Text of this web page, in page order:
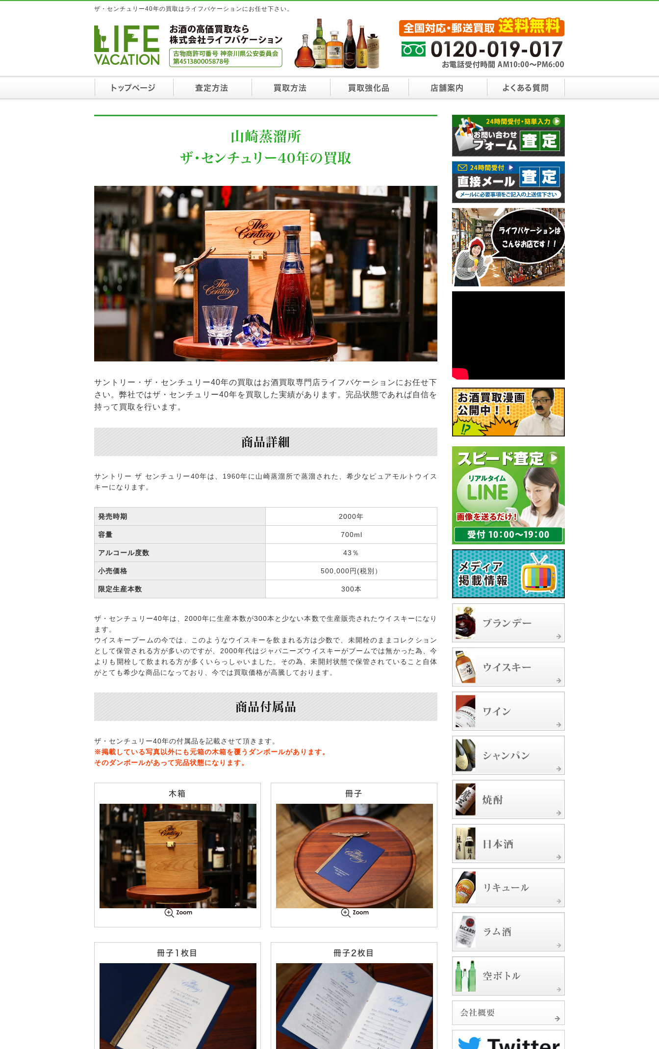
ザ・センチュリー40年の買取はライフバケーションにお任せ下さい。
トップページ 査定方法 買取方法 買取強化品 店舗案内 よくある質問
山崎蒸溜所
ザ・センチュリー40年の買取
サントリー・ザ・センチュリー40年の買取はお酒買取専門店ライフバケーションにお任せ下
さい。弊社ではザ・センチュリー40年を買取した実績があります。完品状態であれば自信を
持って買取を行います。
商品詳細
サントリー ザ センチュリー40年は、1960年に山崎蒸溜所で蒸溜された、希少なピュアモルトウイス
キーになります。
発売時期 2000年
容量 700ml
アルコール度数 43％
小売価格 500,000円(税別）
限定生産本数 300本
ザ・センチュリー40年は、2000年に生産本数が300本と少ない本数で生産販売されたウイスキーになり
ます。
ウイスキーブームの今では、このようなウイスキーを飲まれる方は少数で、未開栓のままコレクション
として保管される方が多いのですが、2000年代はジャパニーズウイスキーがブームでは無かった為、今
よりも開栓して飲まれる方が多くいらっしゃいました。その為、未開封状態で保管されていること自体
がとても希少な商品になっており、今では買取価格が高騰しております。
商品付属品
ザ・センチュリー40年の付属品を記載させて頂きます。
※掲載している写真以外にも元箱の木箱を覆うダンボールがあります。
そのダンボールがあって完品状態になります。
木箱 冊子
冊子1枚目 冊子2枚目